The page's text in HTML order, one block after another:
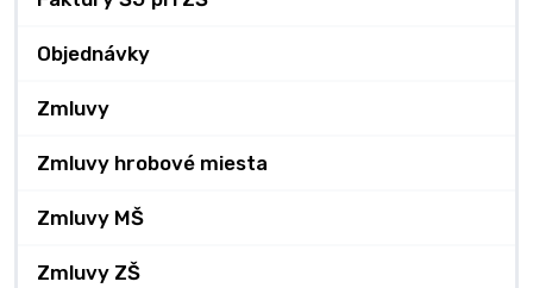
Objednávky
Zmluvy
Zmluvy hrobové miesta
Zmluvy MŠ
Zmluvy ZŠ